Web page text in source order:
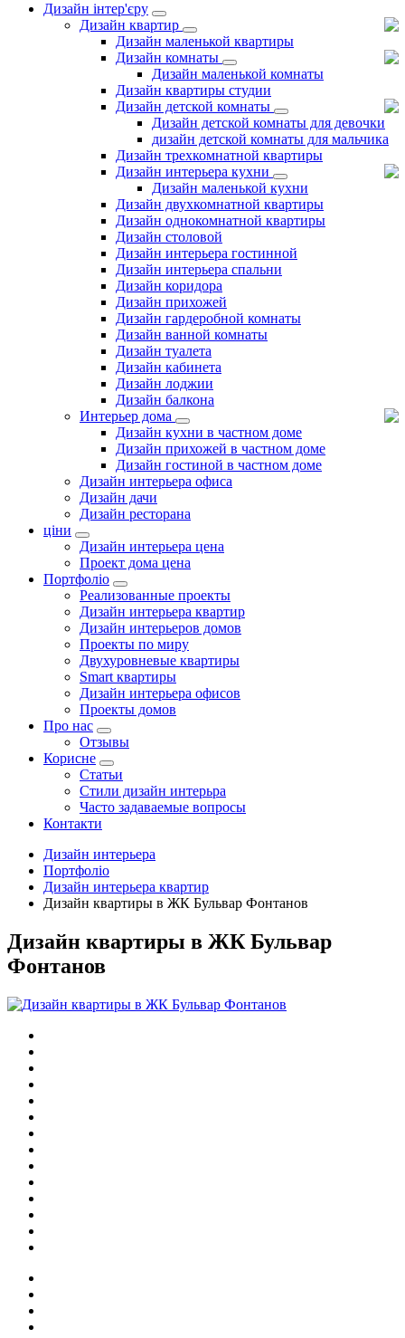
Дизайн інтер'єру
Дизайн квартир
Дизайн маленькой квартиры
Дизайн комнаты
Дизайн маленькой комнаты
Дизайн квартиры студии
Дизайн детской комнаты
Дизайн детской комнаты для девочки
дизайн детской комнаты для мальчика
Дизайн трехкомнатной квартиры
Дизайн интерьера кухни
Дизайн маленькой кухни
Дизайн двухкомнатной квартиры
Дизайн однокомнатной квартиры
Дизайн столовой
Дизайн интерьера гостинной
Дизайн интерьера спальни
Дизайн коридора
Дизайн прихожей
Дизайн гардеробной комнаты
Дизайн ванной комнаты
Дизайн туалета
Дизайн кабинета
Дизайн лоджии
Дизайн балкона
Интерьер дома
Дизайн кухни в частном доме
Дизайн прихожей в частном доме
Дизайн гостиной в частном доме
Дизайн интерьера офиса
Дизайн дачи
Дизайн ресторана
ціни
Дизайн интерьера цена
Проект дома цена
Портфоліо
Реализованные проекты
Дизайн интерьера квартир
Дизайн интерьеров домов
Проекты по миру
Двухуровневые квартиры
Smart квартиры
Дизайн интерьера офисов
Проекты домов
Про нас
Отзывы
Корисне
Статьи
Cтили дизайн интерьра
Часто задаваемые вопросы
Контакти
Дизайн интерьера
Портфоліо
Дизайн интерьера квартир
Дизайн квартиры в ЖК Бульвар Фонтанов
Дизайн квартиры в ЖК Бульвар
Фонтанов